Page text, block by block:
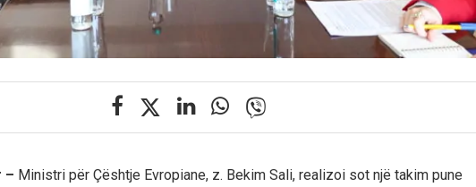
– Ministri për Çështje Evropiane, z. Bekim Sali, realizoi sot një takim pune